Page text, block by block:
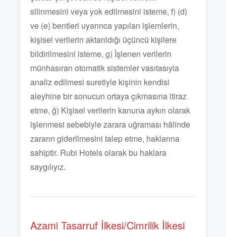
silinmesini veya yok edilmesini isteme, f) (d)
ve (e) bentleri uyarınca yapılan işlemlerin,
kişisel verilerin aktarıldığı üçüncü kişilere
bildirilmesini isteme, g) İşlenen verilerin
münhasıran otomatik sistemler vasıtasıyla
analiz edilmesi suretiyle kişinin kendisi
aleyhine bir sonucun ortaya çıkmasına itiraz
etme, ğ) Kişisel verilerin kanuna aykırı olarak
işlenmesi sebebiyle zarara uğraması hâlinde
zararın giderilmesini talep etme, haklarına
sahiptir. Rubi Hotels olarak bu haklara
saygılıyız.
Azami Tasarruf İlkesi/Cimrilik İlkesi